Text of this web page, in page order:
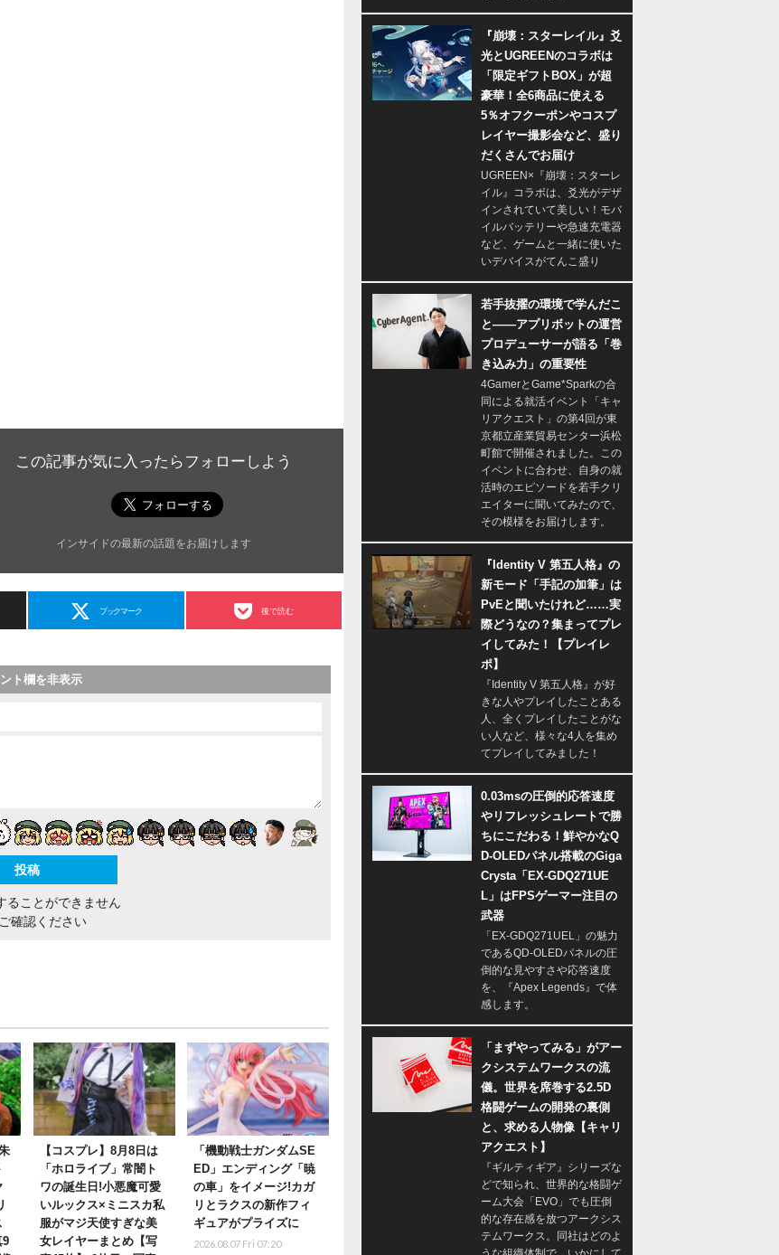
この記事が気に入ったらフォローしよう
インサイドの最新の話題をお届けします
ブックマーク 後で読む
ト欄を非表示
ることができません
確認ください
9
【コスプレ】8月8日は
「ホロライブ」常闇ト
ワの誕生日!小悪魔可愛
いルックス×ミニスカ私
服がマジ天使すぎな美
女レイヤーまとめ【写
「機動戦士ガンダムSE
ED」エンディング「暁
の車」をイメージ!カガ
リとラクスの新作フィ
ギュアがプライズに
2026.08.07 Fri 07:20
『崩壊：スターレイル』爻
光とUGREENのコラボは
「限定ギフトBOX」が超
豪華！全6商品に使える
5％オフクーポンやコスプ
レイヤー撮影会など、盛り
だくさんでお届け
UGREEN×『崩壊：スターレ
イル』コラボは、爻光がデザ
インされていて美しい！モバ
イルバッテリーや急速充電器
など、ゲームと一緒に使いた
いデバイスがてんこ盛り
若手抜擢の環境で学んだこ
と――アプリボットの運営
プロデューサーが語る「巻
き込み力」の重要性
4GamerとGame*Sparkの合
同による就活イベント「キャ
リアクエスト」の第4回が東
京都立産業貿易センター浜松
町館で開催されました。この
イベントに合わせ、自身の就
活時のエピソードを若手クリ
エイターに聞いてみたので、
その模様をお届けします。
『Identity V 第五人格』の
新モード「手記の加筆」は
PvEと聞いたけれど……実
際どうなの？集まってプレ
イしてみた！【プレイレ
ポ】
『Identity V 第五人格』が好
きな人やプレイしたことある
人、全くプレイしたことがな
い人など、様々な4人を集め
てプレイしてみました！
0.03msの圧倒的応答速度
やリフレッシュレートで勝
ちにこだわる！鮮やかなQ
D-OLEDパネル搭載のGiga
Crysta「EX-GDQ271UE
L」はFPSゲーマー注目の
武器
「EX-GDQ271UEL」の魅力
であるQD-OLEDパネルの圧
倒的な見やすさや応答速度
を、『Apex Legends』で体
感します。
「まずやってみる」がアー
クシステムワークスの流
儀。世界を席巻する2.5D
格闘ゲームの開発の裏側
と、求める人物像【キャリ
アクエスト】
『ギルティギア』シリーズな
どで知られ、世界的な格闘ゲ
ーム大会「EVO」でも圧倒
的な存在感を放つアークシス
テムワークス。同社はどのよ